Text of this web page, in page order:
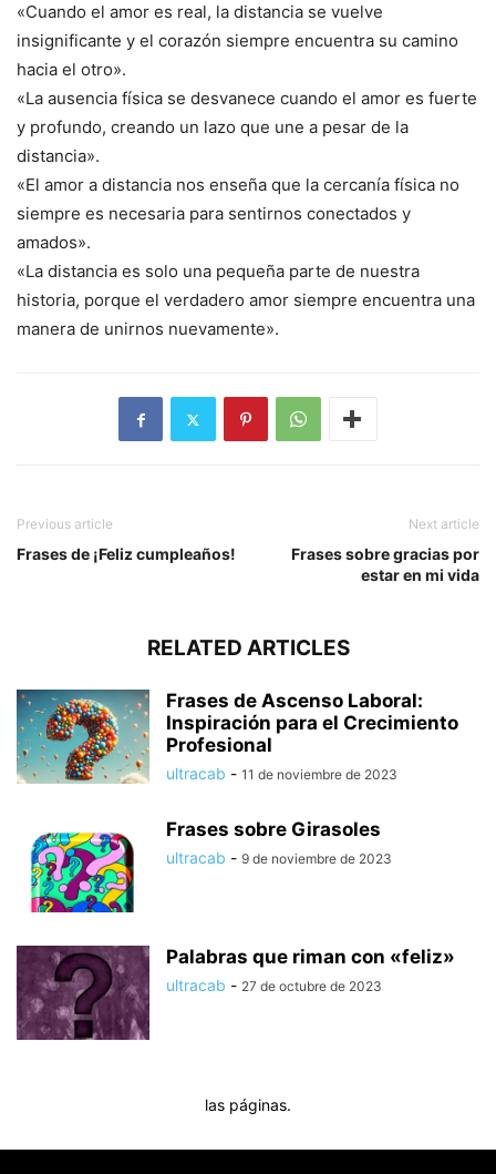
«Cuando el amor es real, la distancia se vuelve
insignificante y el corazón siempre encuentra su camino
hacia el otro».
«La ausencia física se desvanece cuando el amor es fuerte
y profundo, creando un lazo que une a pesar de la
distancia».
«El amor a distancia nos enseña que la cercanía física no
siempre es necesaria para sentirnos conectados y
amados».
«La distancia es solo una pequeña parte de nuestra
historia, porque el verdadero amor siempre encuentra una
manera de unirnos nuevamente».
Previous article
Frases de ¡Feliz cumpleaños!
Next article
Frases sobre gracias por
estar en mi vida
RELATED ARTICLES
Frases de Ascenso Laboral:
Inspiración para el Crecimiento
Profesional
ultracab - 11 de noviembre de 2023
Frases sobre Girasoles
ultracab - 9 de noviembre de 2023
Palabras que riman con «feliz»
ultracab - 27 de octubre de 2023
las páginas.